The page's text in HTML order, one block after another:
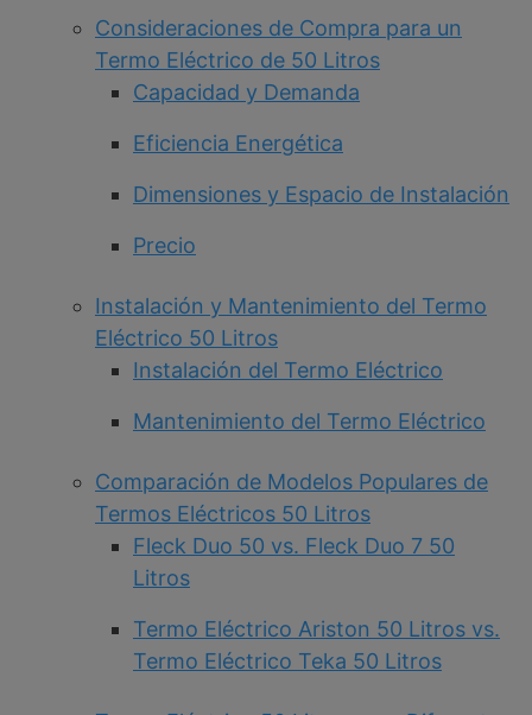
Consideraciones de Compra para un
Termo Eléctrico de 50 Litros
Capacidad y Demanda
Eficiencia Energética
Dimensiones y Espacio de Instalación
Precio
Instalación y Mantenimiento del Termo
Eléctrico 50 Litros
Instalación del Termo Eléctrico
Mantenimiento del Termo Eléctrico
Comparación de Modelos Populares de
Termos Eléctricos 50 Litros
Fleck Duo 50 vs. Fleck Duo 7 50
Litros
Termo Eléctrico Ariston 50 Litros vs.
Termo Eléctrico Teka 50 Litros